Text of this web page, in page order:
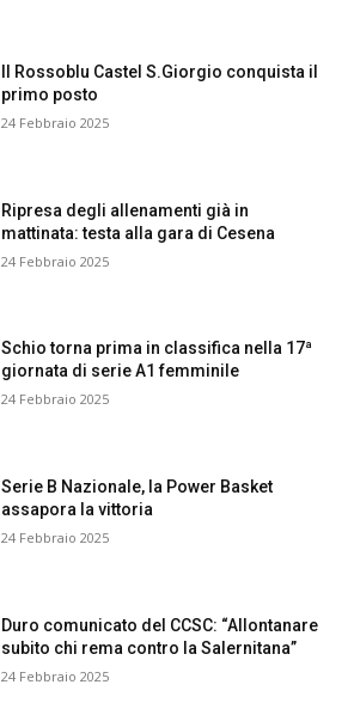
Il Rossoblu Castel S.Giorgio conquista il
primo posto
24 Febbraio 2025
Ripresa degli allenamenti già in
mattinata: testa alla gara di Cesena
24 Febbraio 2025
Schio torna prima in classifica nella 17ª
giornata di serie A1 femminile
24 Febbraio 2025
Serie B Nazionale, la Power Basket
assapora la vittoria
24 Febbraio 2025
Duro comunicato del CCSC: “Allontanare
subito chi rema contro la Salernitana”
24 Febbraio 2025